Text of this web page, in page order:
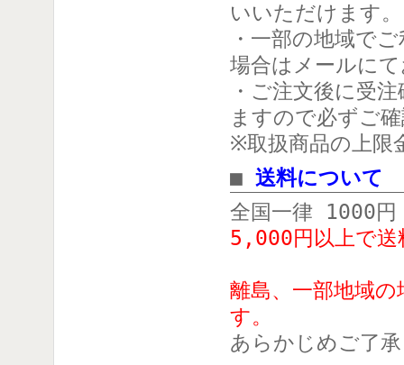
いいただけます。
・一部の地域で
場合はメールに
・ご注文後に受
ますので必ずご
※取扱商品の上限
■ 送料について
全国一律 1000円
5,000円以上で送
離島、一部地域
す。
あらかじめご了